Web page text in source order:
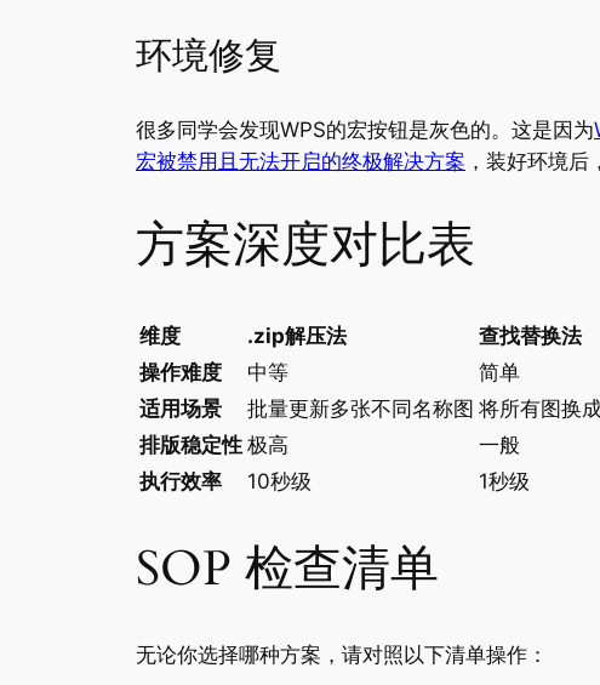
环境修复
很多同学会发现WPS的宏按钮是灰色的。这是因为
宏被禁用且无法开启的终极解决方案 ，装好环境后
方案深度对比表
维度 .zip解压法 查找替换法
操作难度
中等 简单
适用场景
批量更新多张不同名称图 将所有图换
排版稳定性 极高 一般
执行效率
10秒级 1秒级
SOP 检查清单
无论你选择哪种方案，请对照以下清单操作：